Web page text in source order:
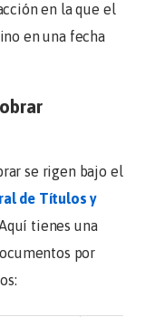
en la que el
en una fecha
se rigen bajo el
de Títulos y
tienes una
por